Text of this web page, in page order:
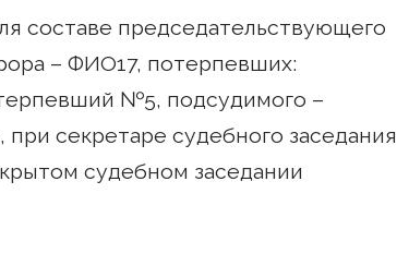
составе председательствующего
– ФИО17, потерпевших:
№5, подсудимого –
секретаре судебного заседания
судебном заседании